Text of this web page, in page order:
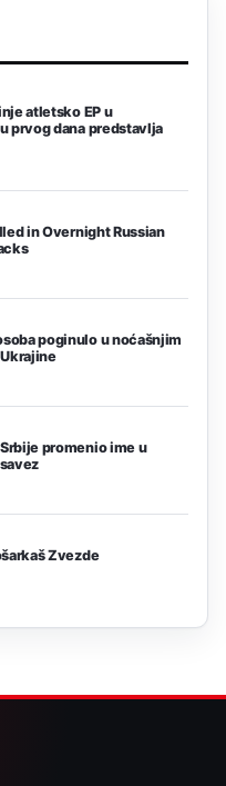
atletsko EP u
prvog dana predstavlja
in Overnight Russian
poginulo u noćašnjim
promenio ime u
Zvezde